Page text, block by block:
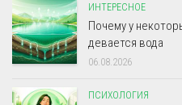
ИНТЕРЕСНОЕ
Почему у
девается вода
06.08.2026
ПСИХОЛОГИЯ